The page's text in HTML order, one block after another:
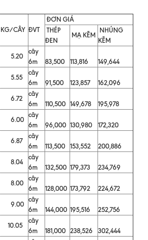
KG/CÂY ĐVT
ĐƠN GIÁ
THÉP
ĐEN
MẠ KẼM
NHÚNG
KẼM
5.20
cây
6m
83,500 113,816
149,644
5.55
cây
6m
91,500 123,857
162,096
6.72
cây
6m
110,500 149,678
195,978
6.00
cây
6m
96,000 130,980
172,320
6.87
cây
6m
113,500 153,552
200,886
8.04
cây
6m
132,500 179,373
234,769
8.00
cây
6m
128,000 173,792
224,672
9.00
cây
6m
144,000 195,516
252,756
10.05
cây
6m
181,000 238,526
302,444